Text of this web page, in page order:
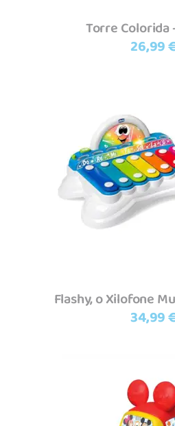
Torre Colorida
26,99
Flashy, o Xilofone
34,99